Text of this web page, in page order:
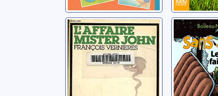
L'Affaire Mister
John
Vernières, François
Sans
mort
Boileau-